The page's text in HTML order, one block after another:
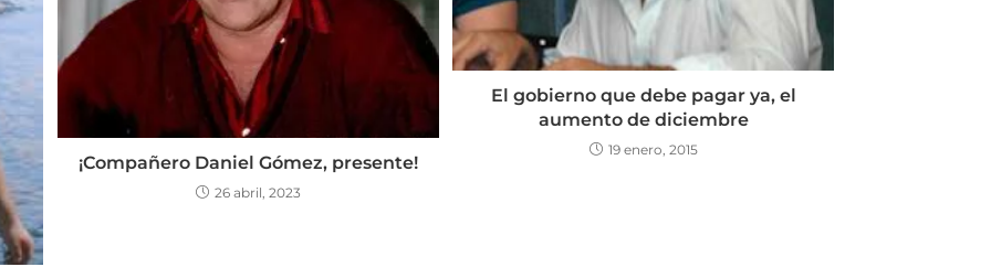
¡Compañero Daniel Gómez, presente!
26 abril, 2023
El gobierno que debe pagar ya, el
aumento de diciembre
19 enero, 2015